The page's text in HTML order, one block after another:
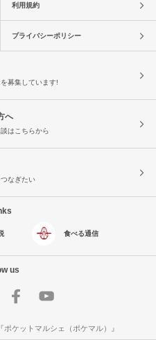
利用規約
プライバシーポリシー
募集しています!
へ
はこちらから
なぎたい
食べる通信
us
ケットマルシェ（ポケマル）』